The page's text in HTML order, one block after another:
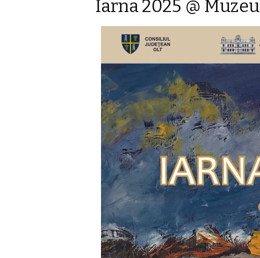
Iarna 2025 @